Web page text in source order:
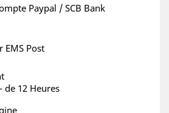
Paypal / SCB Bank
EMS Post
de 12 Heures